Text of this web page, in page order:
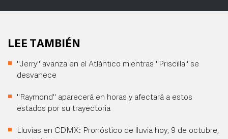
LEE TAMBIÉN
"Jerry" avanza en el Atlántico mientras "Priscilla" se
desvanece
"Raymond" aparecerá en horas y afectará a estos
estados por su trayectoria
Lluvias en CDMX: Pronóstico de lluvia hoy, 9 de octubre,